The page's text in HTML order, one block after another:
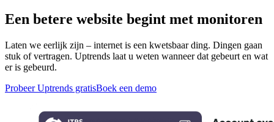
Een betere website begint met monitoren
Laten we eerlijk zijn – internet is een kwetsbaar ding. Dingen gaan
stuk of vertragen. Uptrends laat u weten wanneer dat gebeurt en wat
er is gebeurd.
Probeer Uptrends gratisBoek een demo